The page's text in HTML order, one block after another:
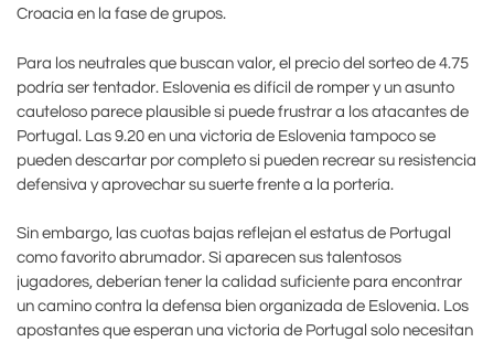
Croacia en la fase de grupos.
Para los neutrales que buscan valor, el precio del sorteo de 4.75
podría ser tentador. Eslovenia es difícil de romper y un asunto
cauteloso parece plausible si puede frustrar a los atacantes de
Portugal. Las 9.20 en una victoria de Eslovenia tampoco se
pueden descartar por completo si pueden recrear su resistencia
defensiva y aprovechar su suerte frente a la portería.
Sin embargo, las cuotas bajas reflejan el estatus de Portugal
como favorito abrumador. Si aparecen sus talentosos
jugadores, deberían tener la calidad suficiente para encontrar
un camino contra la defensa bien organizada de Eslovenia. Los
apostantes que esperan una victoria de Portugal solo necesitan